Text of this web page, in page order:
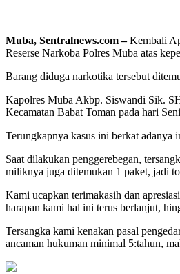
Muba, Sentralnews.com –Kembali
Reserse Narkoba Polres Muba atas
Barang diduga narkotika tersebut
Kapolres Muba Akbp. Siswandi Sik.
Kecamatan Babat Toman pada hari
Terungkapnya kasus ini berkat adanya
Saat dilakukan penggerebegan,
miliknya juga ditemukan 1 paket, jadi
Kami ucapkan terimakasih dan
harapan kami hal ini terus berlanjut,
Tersangka kami kenakan pasal
ancaman hukuman minimal 5:tahun,